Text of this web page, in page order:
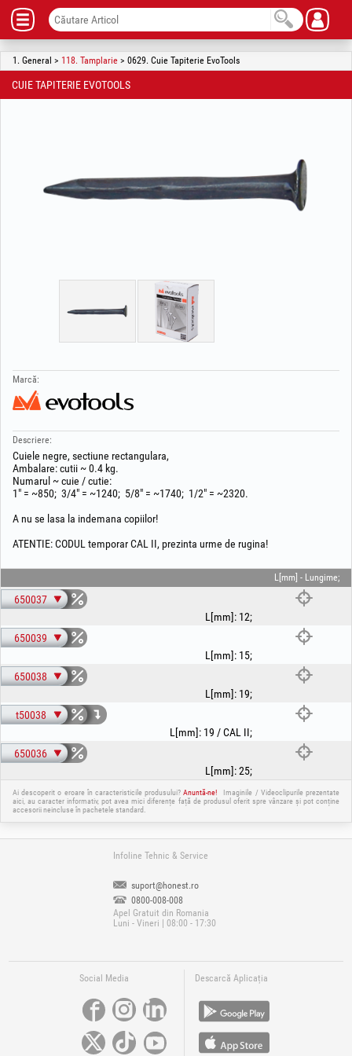
1. General > 118. Tamplarie > 0629. Cuie Tapiterie EvoTools
CUIE TAPITERIE EVOTOOLS
Marcă:
Descriere:
Cuiele negre, sectiune rectangulara,
Ambalare: cutii ~ 0.4 kg.
Numarul ~ cuie / cutie:
1" = ~850; 3/4" = ~1240; 5/8" = ~1740; 1/2" = ~2320.
A nu se lasa la indemana copiilor!
ATENTIE: CODUL temporar CAL II, prezinta urme de rugina!
L[mm] - Lungime;
650037
L[mm]: 12;
650039
L[mm]: 15;
650038
L[mm]: 19;
t50038
L[mm]: 19 / CAL II;
650036
L[mm]:25;
Ai descoperit o eroare în caracteristicile produsului?Anuntă-ne!
Imaginile / Videoclipurile prezentate
aici, au caracter informativ, pot avea mici diferențe față de produsul oferit spre vânzare și pot conține
accesorii neincluse în pachetele standard.
Infoline Tehnic & Service
suport@honest.ro
0800-008-008
Apel Gratuit din Romania
Luni - Vineri | 08:00 - 17:30
Social Media Descarcă Aplicația